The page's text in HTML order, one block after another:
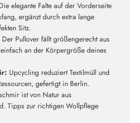
elegante Falte auf der Vorderseite
ergänzt durch extra lange
Sitz.
Der Pullover fällt größengerecht aus
an der Körpergröße deines
Upcycling reduziert Textilmüll und
gefertigt in Berlin.
ist von Natur aus
Tipps zur richtigen Wollpflege
Newsletter an und erhalte einen 10%
auf deine erste Bestellung